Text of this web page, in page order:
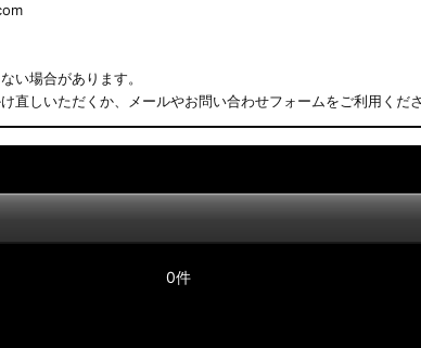
い場合があります。
直しいただくか、メールやお問い合わせフォームをご利用くださ
0件